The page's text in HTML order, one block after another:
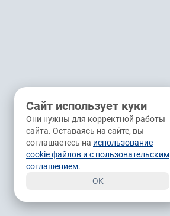
Сайт использует куки
Они нужны для корректной работы
сайта. Оставаясь на сайте, вы
соглашаетесь на использование
cookie файлов и с пользовательским
соглашением.
OK